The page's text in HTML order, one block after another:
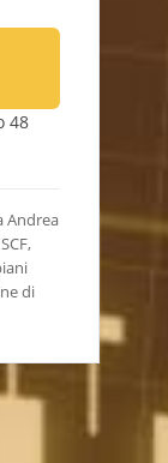
48
Andrea
di